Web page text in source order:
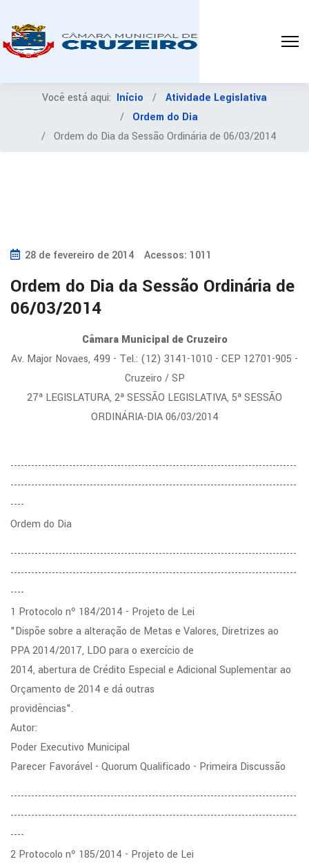
Você está aqui: Início
Atividade Legislativa
Ordem do Dia
Ordem do Dia da Sessão Ordinária de 06/03/2014
28 de fevereiro de 2014 Acessos: 1011
Ordem do Dia da Sessão Ordinária de
06/03/2014
Câmara Municipal de Cruzeiro
Av. Major Novaes, 499 - Tel.: (12) 3141-1010 - CEP 12701-905 -
Cruzeiro / SP
27ª LEGISLATURA, 2ª SESSÃO LEGISLATIVA, 5ª SESSÃO
ORDINÁRIA-DIA 06/03/2014
-----------------------------------------------------------------------------------
-----------------------------------------------------------------------------------
----
Ordem do Dia
-----------------------------------------------------------------------------------
-----------------------------------------------------------------------------------
----
1 Protocolo nº 184/2014 - Projeto de Lei
"Dispõe sobre a alteração de Metas e Valores, Diretrizes ao
PPA 2014/2017, LDO para o exercício de
2014, abertura de Crédito Especial e Adicional Suplementar ao
Orçamento de 2014 e dá outras
providências".
Autor:
Poder Executivo Municipal
Parecer Favorável - Quorum Qualificado - Primeira Discussão
-----------------------------------------------------------------------------------
-----------------------------------------------------------------------------------
----
2 Protocolo nº 185/2014 - Projeto de Lei